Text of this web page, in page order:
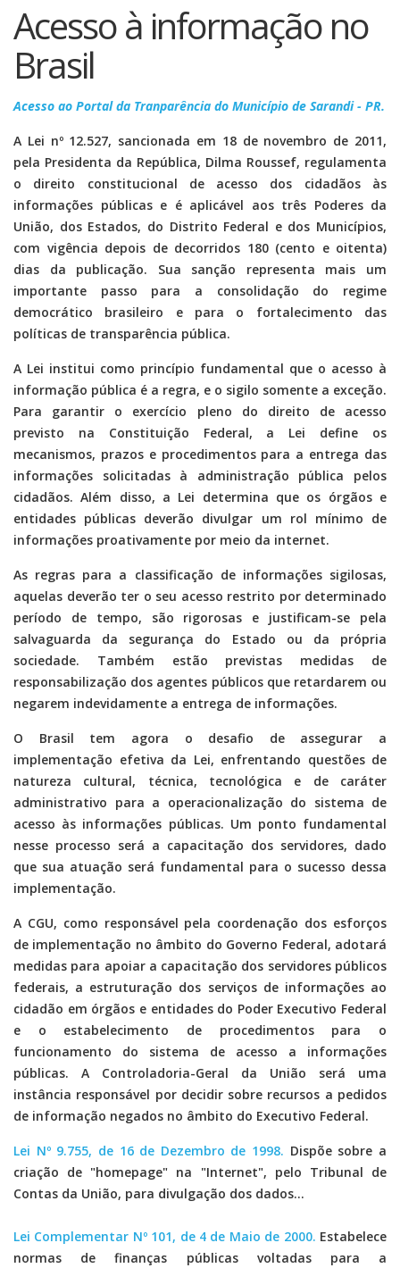
Acesso à informação no
Brasil
Acesso ao Portal da Tranparência do Município de Sarandi - PR.
A Lei nº 12.527, sancionada em 18 de novembro de 2011,
pela Presidenta da República, Dilma Roussef, regulamenta
o direito constitucional de acesso dos cidadãos às
informações públicas e é aplicável aos três Poderes da
União, dos Estados, do Distrito Federal e dos Municípios,
com vigência depois de decorridos 180 (cento e oitenta)
dias da publicação. Sua sanção representa mais um
importante passo para a consolidação do regime
democrático brasileiro e para o fortalecimento das
políticas de transparência pública.
A Lei institui como princípio fundamental que o acesso à
informação pública é a regra, e o sigilo somente a exceção.
Para garantir o exercício pleno do direito de acesso
previsto na Constituição Federal, a Lei define os
mecanismos, prazos e procedimentos para a entrega das
informações solicitadas à administração pública pelos
cidadãos. Além disso, a Lei determina que os órgãos e
entidades públicas deverão divulgar um rol mínimo de
informações proativamente por meio da internet.
As regras para a classificação de informações sigilosas,
aquelas deverão ter o seu acesso restrito por determinado
período de tempo, são rigorosas e justificam-se pela
salvaguarda da segurança do Estado ou da própria
sociedade. Também estão previstas medidas de
responsabilização dos agentes públicos que retardarem ou
negarem indevidamente a entrega de informações.
O Brasil tem agora o desafio de assegurar a
implementação efetiva da Lei, enfrentando questões de
natureza cultural, técnica, tecnológica e de caráter
administrativo para a operacionalização do sistema de
acesso às informações públicas. Um ponto fundamental
nesse processo será a capacitação dos servidores, dado
que sua atuação será fundamental para o sucesso dessa
implementação.
A CGU, como responsável pela coordenação dos esforços
de implementação no âmbito do Governo Federal, adotará
medidas para apoiar a capacitação dos servidores públicos
federais, a estruturação dos serviços de informações ao
cidadão em órgãos e entidades do Poder Executivo Federal
e o estabelecimento de procedimentos para o
funcionamento do sistema de acesso a informações
públicas. A Controladoria-Geral da União será uma
instância responsável por decidir sobre recursos a pedidos
de informação negados no âmbito do Executivo Federal.
Lei Nº 9.755, de 16 de Dezembro de 1998. Dispõe sobre a
criação de "homepage" na "Internet", pelo Tribunal de
Contas da União, para divulgação dos dados...
Lei Complementar Nº 101, de 4 de Maio de 2000. Estabelece
normas de finanças públicas voltadas para a